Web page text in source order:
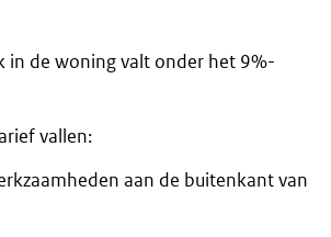
in de woning valt onder het 9%-
vallen:
aan de buitenkant van